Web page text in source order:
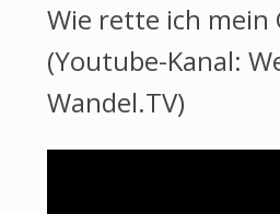
Wie rette ich mein
(Youtube-Kanal:
Wandel.TV)